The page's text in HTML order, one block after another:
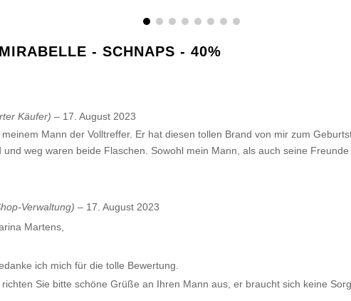
- SCHNAPS - 40%
Käufer) – 17. August 2023
Mann der Volltreffer. Er hat diesen tollen Brand von mir zum
und weg waren beide Flaschen. Sowohl mein Mann, als auch seine
Verwaltung) – 17. August 2023
Martens,
ich mich für die tolle Bewertung.
richten Sie bitte schöne Grüße an Ihren Mann aus, er braucht sich keine